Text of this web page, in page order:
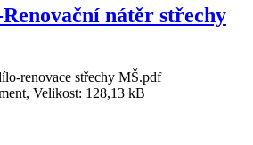
nátěr střechy
renovace střechy MŠ.pdf
Velikost: 128,13 kB